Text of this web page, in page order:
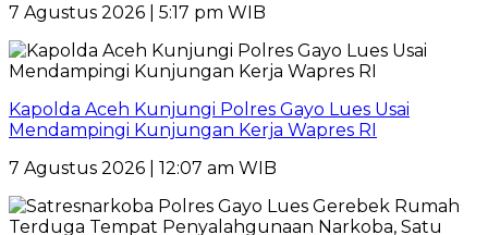
7 Agustus 2026 | 5:17 pm WIB
Kapolda Aceh Kunjungi Polres Gayo Lues Usai
Mendampingi Kunjungan Kerja Wapres RI
7 Agustus 2026 | 12:07 am WIB